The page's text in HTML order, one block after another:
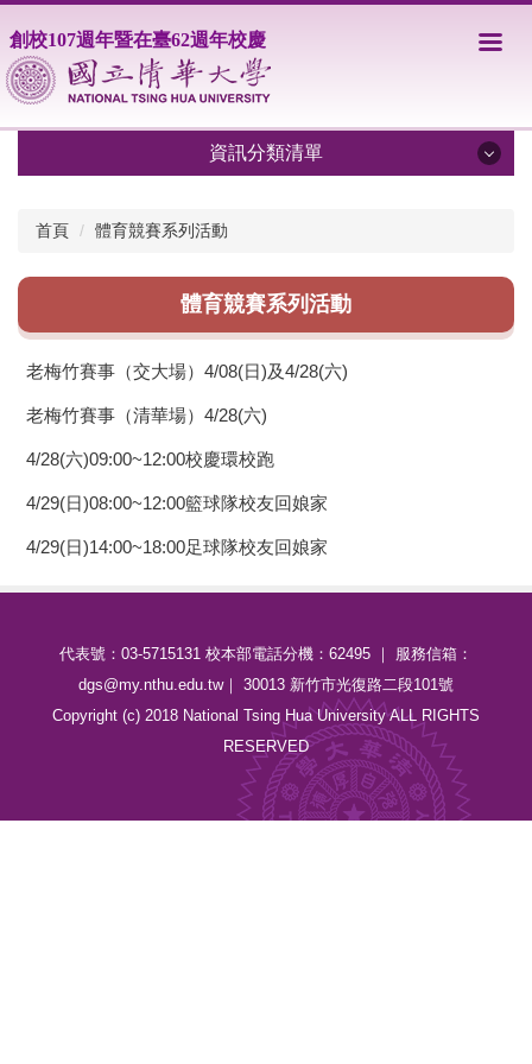
到
主
要
創校107週年暨在臺62週年校慶
資訊分類清單
歷年校慶網頁
首頁 體育競賽系列活動
體育競賽系列活動
老梅竹賽事（交大場）4/08(日)及4/28(六)
老梅竹賽事（清華場）4/28(六)
4/28(六)09:00~12:00校慶環校跑
4/29(日)08:00~12:00籃球隊校友回娘家
4/29(日)14:00~18:00足球隊校友回娘家
代表號：03-5715131 校本部電話分機：62495 ｜ 服務信箱：
dgs@my.nthu.edu.tw｜ 30013 新竹市光復路二段101號
Copyright (c) 2018 National Tsing Hua University ALL RIGHTS
RESERVED